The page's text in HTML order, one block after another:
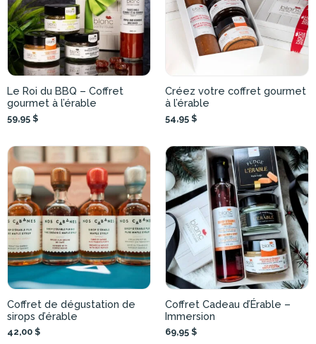
Le Roi du BBQ – Coffret
gourmet à l’érable
59,95 $
Créez votre coffret gourmet
à l’érable
54,95 $
Coffret de dégustation de
sirops d’érable
42,00 $
Coffret Cadeau d’Érable –
Immersion
69,95 $